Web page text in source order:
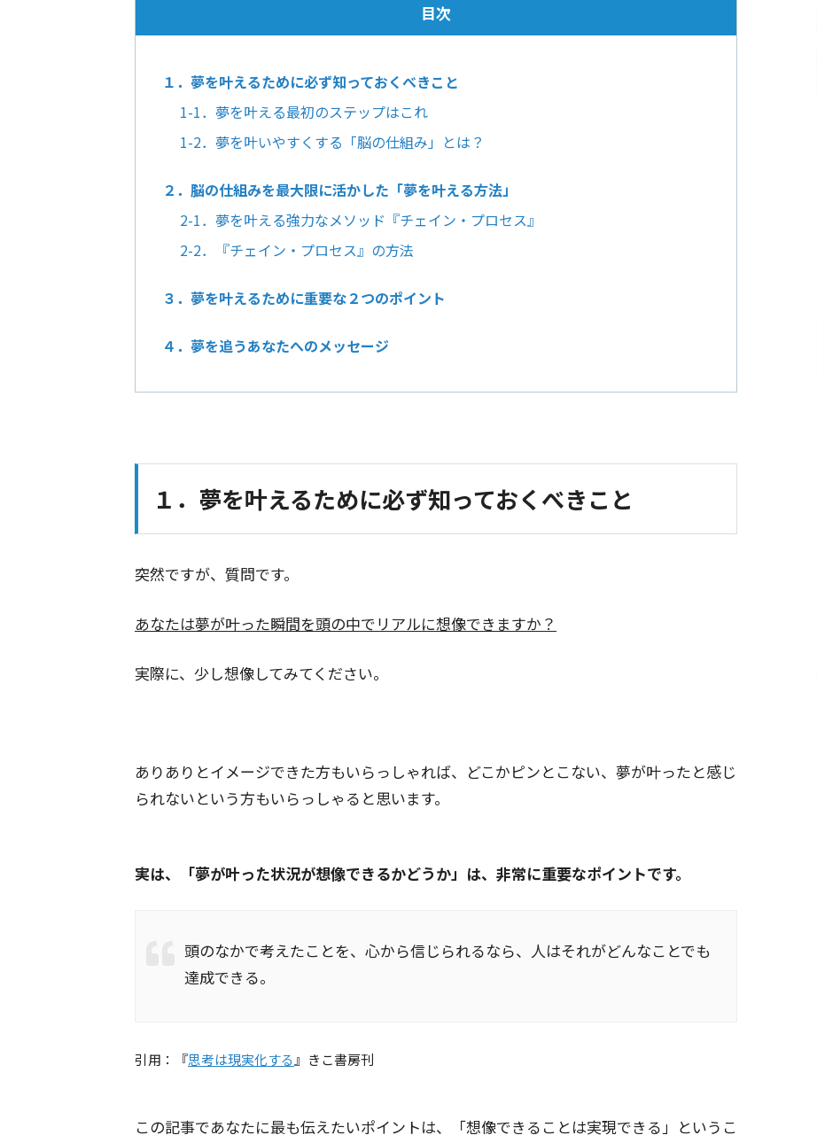
目次
１．夢を叶えるために必ず知っておくべきこと
1-1．夢を叶える最初のステップはこれ
1-2．夢を叶いやすくする「脳の仕組み」とは？
２．脳の仕組みを最大限に活かした「夢を叶える方法」
2-1．夢を叶える強力なメソッド『チェイン・プロセス』
2-2．『チェイン・プロセス』の方法
３．夢を叶えるために重要な２つのポイント
４．夢を追うあなたへのメッセージ
１．夢を叶えるために必ず知っておくべきこと
突然ですが、質問です。
あなたは夢が叶った瞬間を頭の中でリアルに想像できますか？
実際に、少し想像してみてください。
ありありとイメージできた方もいらっしゃれば、どこかピンとこない、夢が叶ったと感じ
られないという方もいらっしゃると思います。
実は、「夢が叶った状況が想像できるかどうか」は、非常に重要なポイントです。
頭のなかで考えたことを、心から信じられるなら、人はそれがどんなことでも
達成できる。
引用：『思考は現実化する 』きこ書房刊
この記事であなたに最も伝えたいポイントは、「想像できることは実現できる」というこ